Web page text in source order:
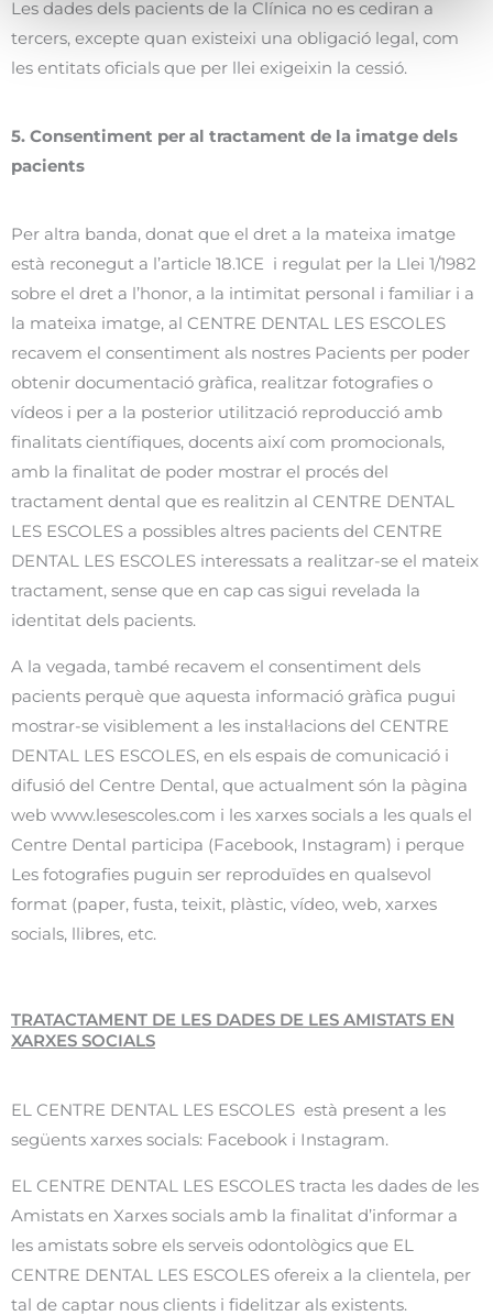
Les dades dels pacients de la Clínica no es cediran a
tercers, excepte quan existeixi una obligació legal, com
les entitats oficials que per llei exigeixin la cessió.
5. Consentiment per al tractament de la imatge dels
pacients
Per altra banda, donat que el dret a la mateixa imatge
està reconegut a l’article 18.1CE i regulat per la Llei 1/1982
sobre el dret a l’honor, a la intimitat personal i familiar i a
la mateixa imatge, al CENTRE DENTAL LES ESCOLES
recavem el consentiment als nostres Pacients per poder
obtenir documentació gràfica, realitzar fotografies o
vídeos i per a la posterior utilització reproducció amb
finalitats científiques, docents així com promocionals,
amb la finalitat de poder mostrar el procés del
tractament dental que es realitzin al CENTRE DENTAL
LES ESCOLES a possibles altres pacients del CENTRE
DENTAL LES ESCOLES interessats a realitzar-se el mateix
tractament, sense que en cap cas sigui revelada la
identitat dels pacients.
A la vegada, també recavem el consentiment dels
pacients perquè que aquesta informació gràfica pugui
mostrar-se visiblement a les instal·lacions del CENTRE
DENTAL LES ESCOLES, en els espais de comunicació i
difusió del Centre Dental, que actualment són la pàgina
web www.lesescoles.com i les xarxes socials a les quals el
Centre Dental participa (Facebook, Instagram) i perque
Les fotografies puguin ser reproduïdes en qualsevol
format (paper, fusta, teixit, plàstic, vídeo, web, xarxes
socials, llibres, etc.
TRATACTAMENT DE LES DADES DE LES AMISTATS EN
XARXES SOCIALS
EL CENTRE DENTAL LES ESCOLES està present a les
següents xarxes socials: Facebook i Instagram.
EL CENTRE DENTAL LES ESCOLES tracta les dades de les
Amistats en Xarxes socials amb la finalitat d’informar a
les amistats sobre els serveis odontològics que EL
CENTRE DENTAL LES ESCOLES ofereix a la clientela, per
tal de captar nous clients i fidelitzar als existents.